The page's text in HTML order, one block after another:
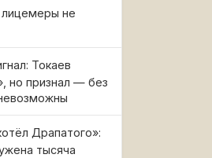
не
Токаев
но признал — без
Драпатого»:
тысяча